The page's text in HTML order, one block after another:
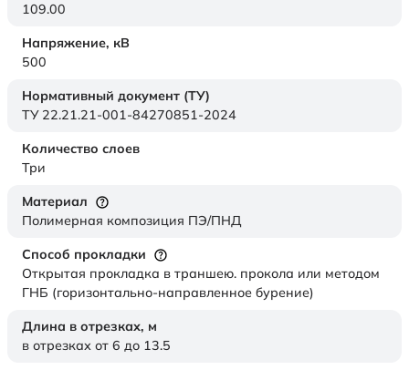
109.00
Напряжение, кВ
500
Нормативный документ (ТУ)
ТУ 22.21.21-001-84270851-2024
Количество слоев
Три
Материал
Полимерная композиция ПЭ/ПНД
Способ прокладки
Открытая прокладка в траншею. прокола или методом
ГНБ (горизонтально-направленное бурение)
Длина в отрезках, м
в отрезках от 6 до 13.5